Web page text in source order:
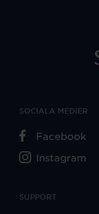
SUPPORT
SOCIALA MEDIER
Facebook
Instagram